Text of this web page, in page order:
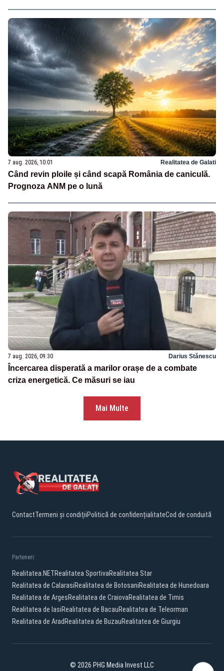
7 aug. 2026, 10:01 Realitatea de Galati
Când revin ploile și când scapă România de caniculă.
Prognoza ANM pe o lună
7 aug. 2026, 09:30 Darius Stănescu
Încercarea disperată a marilor orașe de a combate
criza energetică. Ce măsuri se iau
Mai Multe
ContactTermeni și condițiiPolitică de confidențialitateCod de conduită
Parteneri:
Realitatea.NETRealitatea SportivaRealitatea Star
Realitatea de CalarasiRealitatea de BotosaniRealitatea de Hunedoara
Realitatea de ArgesRealitatea de CraiovaRealitatea de Timis
Realitatea de IasiRealitatea de BacauRealitatea de Teleorman
Realitatea de Arad Realitatea de BuzauRealitatea de Giurgiu
© 2026 PHG Media Invest LLC